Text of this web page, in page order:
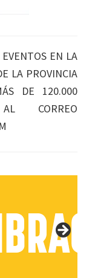
EN LA
LA PROVINCIA
DE 120.000
AL CORREO